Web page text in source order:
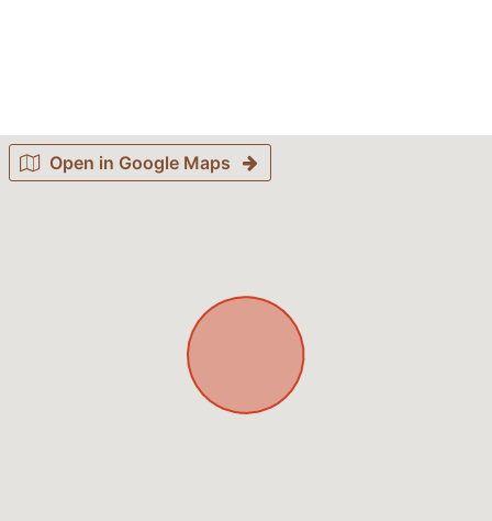
Open in Google Maps